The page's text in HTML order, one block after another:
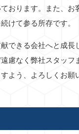
おります。また、
けて参る所存です。
できる会社へと成
慮なく弊社スタッ
よう、よろしくお願